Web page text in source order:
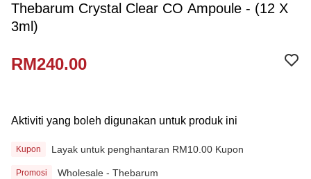
Thebarum Crystal Clear CO Ampoule - (12 X
3ml)
RM240.00
Aktiviti yang boleh digunakan untuk produk ini
Kupon Layak untuk penghantaran RM10.00 Kupon
Promosi Wholesale - Thebarum